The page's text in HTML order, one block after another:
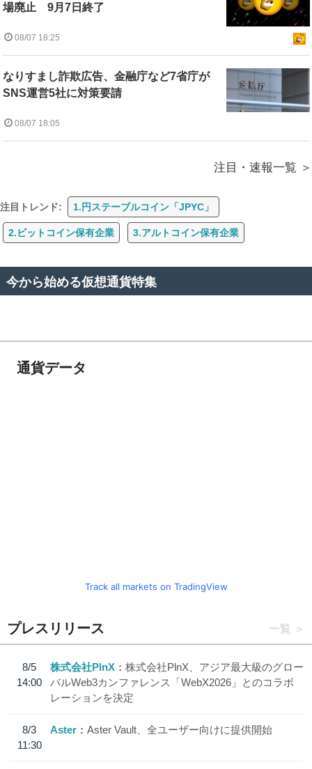
場廃止 9月7日終了
08/07 18:25
なりすまし詐欺広告、金融庁など7省庁が
SNS運営5社に対策要請
08/07 18:05
注目・速報一覧
注目トレンド: 1.円ステーブルコイン「JPYC」
2.ビットコイン保有企業 3.アルトコイン保有企業
今から始める仮想通貨特集
通貨データ
Track all markets on TradingView
プレスリリース 一覧
8/5
14:00
株式会社PlnX
株式会社PlnX、アジア最大級のグロー
バルWeb3カンファレンス「WebX2026」とのコラボ
レーションを決定
8/3
11:30
Aster Aster Vault、全ユーザー向けに提供開始